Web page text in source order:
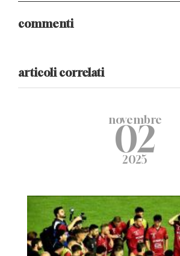
commenti
articoli correlati
novembre
02
2025